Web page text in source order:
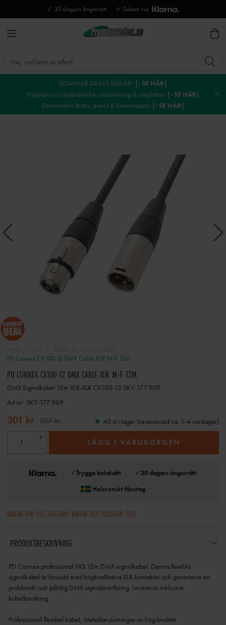
✓ 30 dagars ångerrätt ✓ Säkert via
SOMMAR-DEALS PÅGÅR! |› SE HÄR|
Populärt nu! Ljudpaket för uteservering & uteplatser |› SE HÄR|
Sommarens fester, event & hemmaparty |› SE HÄR|
PD Connex CX100-12 DMX Cable XLR M-F 12m
PD CONNEX CX100-12 DMX CABLE XLR M-F 12M
DMX Signalkabel 12m XLR-XLR CX100-12 SKY-177.909
Art nr: SKY-177.909
301 kr 357 kr 40 st i lager (Leveranstid ca. 1-4 vardagar)
LÄGG I VARUKORGEN
✓Trygga betalsätt ✓30 dagars ångerrätt
Helsvenskt företag
KABLAR FÖR LJUS OCH DMX KABLAR OCH TILLBEHÖR LJUS
PRODUKTBESKRIVNING
PD Connex professional HQ 12m DMX-signalkabel. Denna flexibla
signalkabel är försedd med högkvalitativa XLR-kontakter och garanterar en
problemfri och pålitlig DMX-signalöverföring. Levereras inklusive
kabelbindning.
Professionell flexibel kabel, Metallanslutningar av hög kvalitet